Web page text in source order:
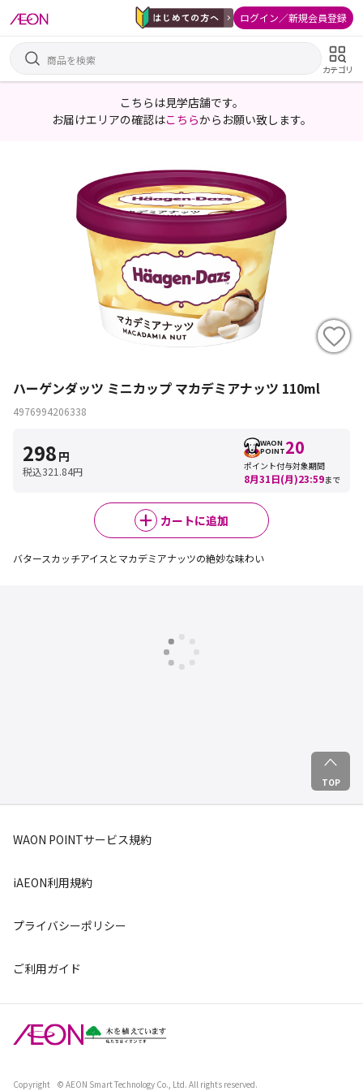
ログイン／新規会員登録
カテゴリ
こちらは見学店舗です。
お届けエリアの確認はこちらからお願い致します。
ハーゲンダッツ ミニカップ マカデミアナッツ 110ml
4976994206338
298 円
税込321.84円
WAON
POINT20
ポイント付与対象期間
8月31日(月)23:59
カートに追加
バタースカッチアイスとマカデミアナッツの絶妙な味わい
TOP
WAON POINTサービス規約
iAEON利用規約
プライバシーポリシー
ご利用ガイド
Copyright © AEON Smart Technology Co., Ltd. All rights reserved.